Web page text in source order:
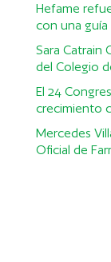
Hefame
con una
Sara Catrain
del Colegio
El 24
crecimiento
Mercedes
Oficial de